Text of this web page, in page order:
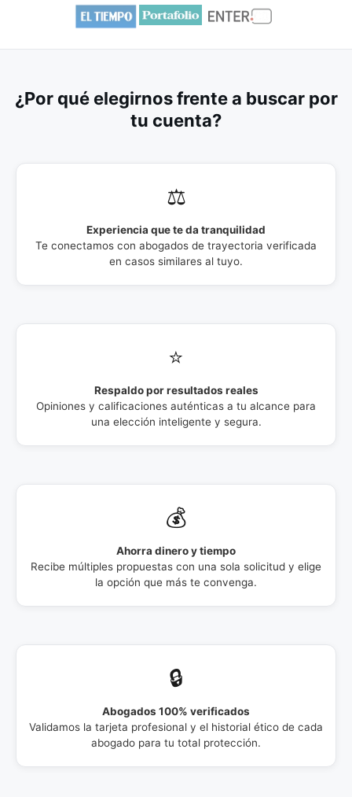
¿Por qué elegirnos frente a buscar por
tu cuenta?
⚖️
Experiencia que te da tranquilidad
Te conectamos con abogados de trayectoria verificada
en casos similares al tuyo.
⭐
Respaldo por resultados reales
Opiniones y calificaciones auténticas a tu alcance para
una elección inteligente y segura.
💰
Ahorra dinero y tiempo
Recibe múltiples propuestas con una sola solicitud y elige
la opción que más te convenga.
🔒
Abogados 100% verificados
Validamos la tarjeta profesional y el historial ético de cada
abogado para tu total protección.